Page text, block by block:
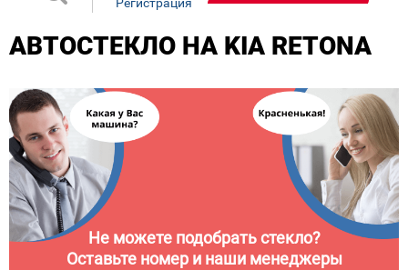
АВТОСТЕКЛО НА KIA RETONA
Не можете подобрать стекло?
Оставьте номер и наши менеджеры